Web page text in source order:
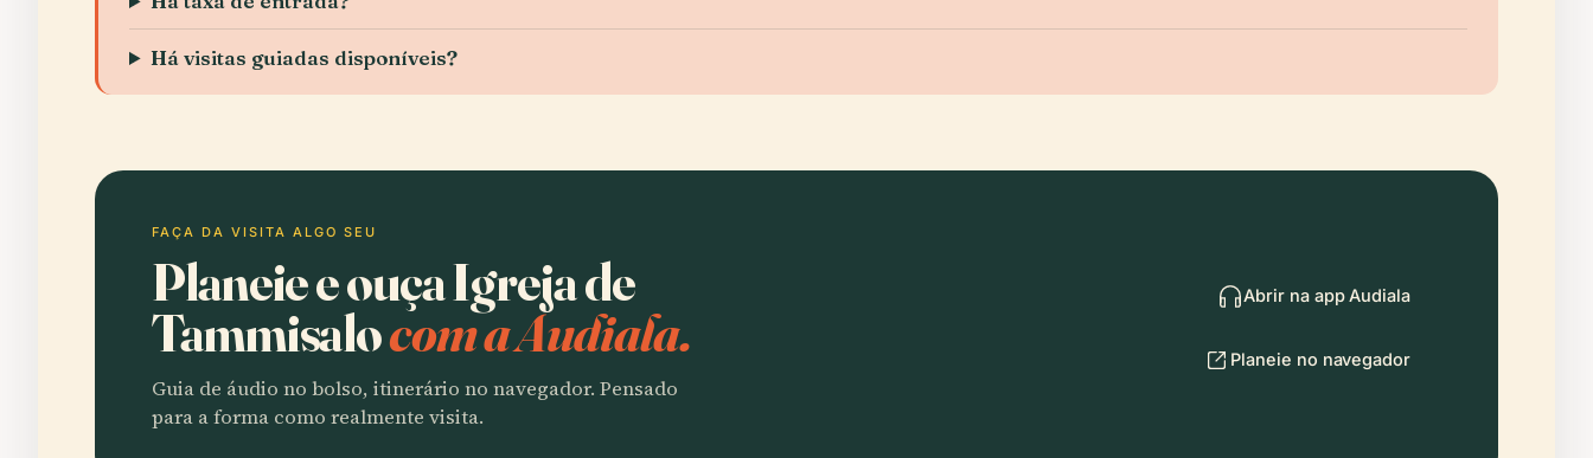
Há visitas guiadas disponíveis?
FAÇA DA VISITA ALGO SEU
Planeie e ouça Igreja de
Tammisalocom a Audiala.
Guia de áudio no bolso, itinerário no navegador. Pensado
para a forma como realmente visita.
Abrir na app Audiala
Planeie no navegador